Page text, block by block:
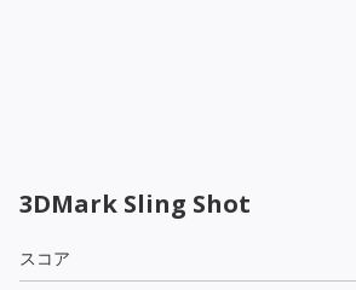
3DMark Sling Shot
スコア